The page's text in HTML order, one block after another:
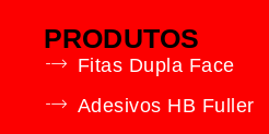
PRODUTOS
Fitas Dupla Face
Adesivos HB Fuller